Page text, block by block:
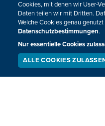
JETZT
Cookies, mit denen wir User-
Daten teilen wir mit Dritten.
Welche Cookies genau
Datenschutzbestimmungen.
Nur essentielle Cookies
ALLE COOKIES